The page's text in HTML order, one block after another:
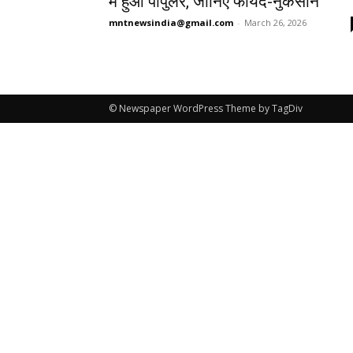
mntnewsindia@gmail.com - March 26, 2026
© Newspaper WordPress Theme by TagDiv